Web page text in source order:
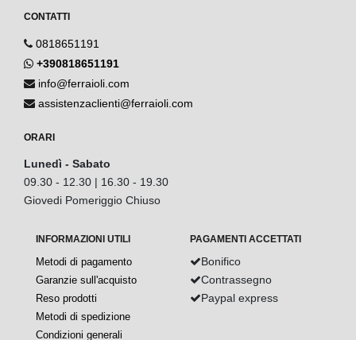
CONTATTI
0818651191
+390818651191
info@ferraioli.com
assistenzaclienti@ferraioli.com
ORARI
Lunedì - Sabato
09.30 - 12.30 | 16.30 - 19.30
Giovedi Pomeriggio Chiuso
INFORMAZIONI UTILI
Metodi di pagamento
Garanzie sull'acquisto
Reso prodotti
Metodi di spedizione
Condizioni generali
PAGAMENTI ACCETTATI
Bonifico
Contrassegno
Paypal express